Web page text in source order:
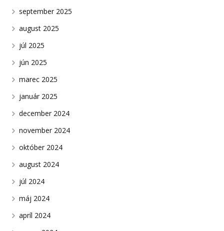
september 2025
august 2025
júl 2025
jún 2025
marec 2025
január 2025
december 2024
november 2024
október 2024
august 2024
júl 2024
máj 2024
apríl 2024